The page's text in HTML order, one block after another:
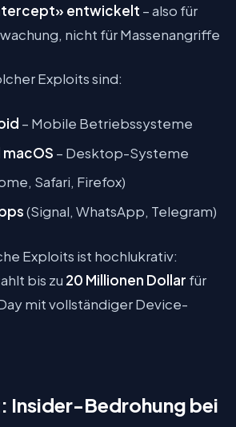
entwickelt – also für
nicht für Massenangriffe
Exploits sind:
– Mobile Betriebssysteme
– Desktop-Systeme
Safari, Firefox)
(Signal, WhatsApp, Telegram)
Exploits ist hochlukrativ:
bis zu 20 Millionen Dollar für
mit vollständiger Device-
Insider-Bedrohung bei